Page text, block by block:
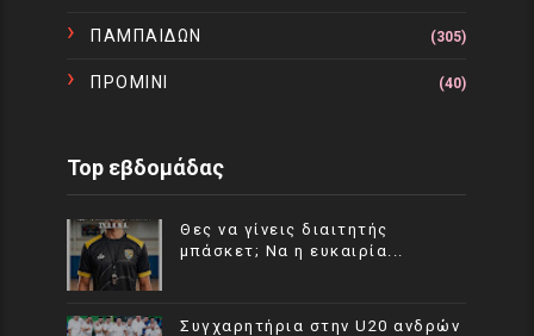
ΠΑΜΠΑΙΔΩΝ (305)
ΠΡΟΜΙΝΙ (40)
Top εβδομάδας
Θες να γίνεις διαιτητής
μπάσκετ; Να η ευκαιρία...
Συγχαρητήρια στην U20 ανδρών